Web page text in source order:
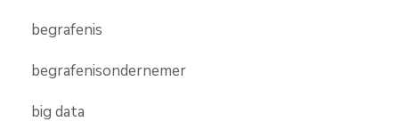
begrafenis
begrafenisondernemer
big data